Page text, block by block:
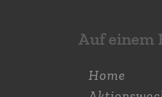
Auf einem
Home